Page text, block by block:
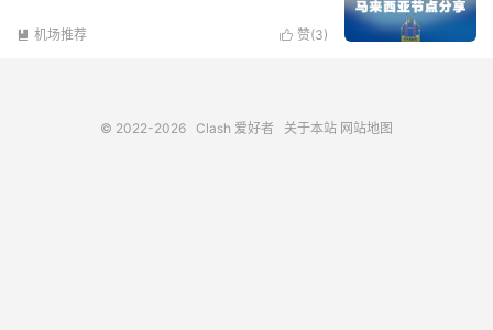
 赞(3)
 机场推荐
© 2022-2026 Clash 爱好者 关于本站 网站地图